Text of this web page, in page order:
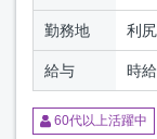
勤務地 利
給与 時
60代以上活躍中